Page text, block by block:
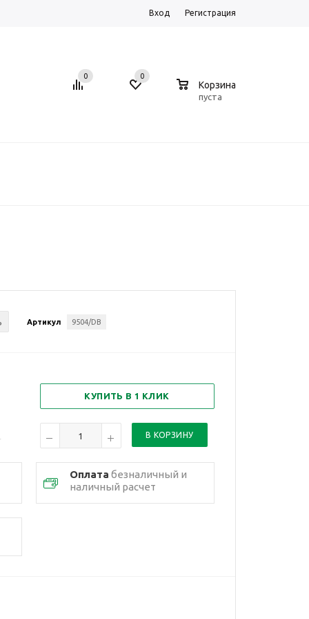
Вход Регистрация
0 0
Корзина
пуста
Артикул 9504/DB
КУПИТЬ В 1 КЛИК
Оплата безналичный и
наличный расчет